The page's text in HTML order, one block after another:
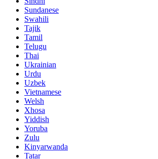
Sundanese
Swahili
Tajik
Tamil
Telugu
Thai
Ukrainian
Urdu
Uzbek
Vietnamese
Welsh
Xhosa
Yiddish
Yoruba
Zulu
Kinyarwanda
Tatar